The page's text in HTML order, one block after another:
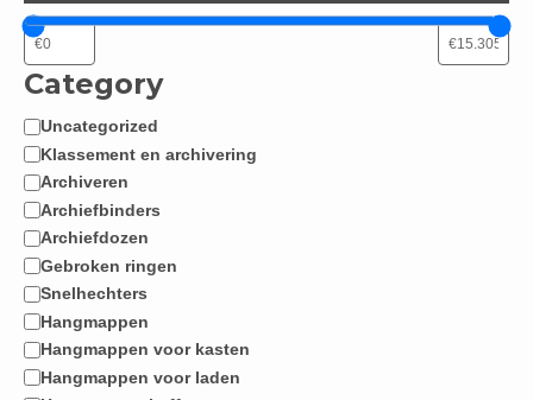
Category
Categorie
Uncategorized
Klassement en archivering
Archiveren
Archiefbinders
Archiefdozen
Gebroken ringen
Snelhechters
Hangmappen
Hangmappen voor kasten
Hangmappen voor laden